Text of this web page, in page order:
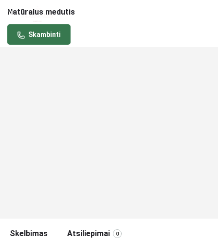
Natūralus medutis
Skambinti
Skelbimas Atsiliepimai 0